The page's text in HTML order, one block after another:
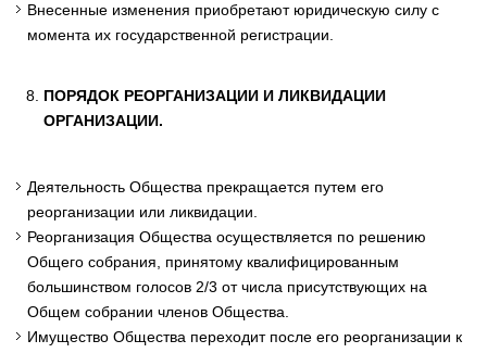
Внесенные изменения приобретают юридическую силу с
момента их государственной регистрации.
ПОРЯДОК РЕОРГАНИЗАЦИИ И ЛИКВИДАЦИИ
ОРГАНИЗАЦИИ.
Деятельность Общества прекращается путем его
реорганизации или ликвидации.
Реорганизация Общества осуществляется по решению
Общего собрания, принятому квалифицированным
большинством голосов 2/3 от числа присутствующих на
Общем собрании членов Общества.
Имущество Общества переходит после его реорганизации к